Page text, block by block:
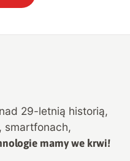
29-letnią historią,
smartfonach,
mamy we krwi!